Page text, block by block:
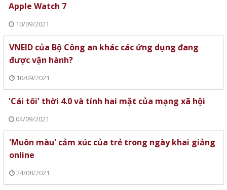
Apple Watch 7
10/09/2021
VNEID của Bộ Công an khác các ứng dụng đang
được vận hành?
10/09/2021
'Cái tôi' thời 4.0 và tính hai mặt của mạng xã hội
04/09/2021
'Muôn màu' cảm xúc của trẻ trong ngày khai giảng
online
24/08/2021